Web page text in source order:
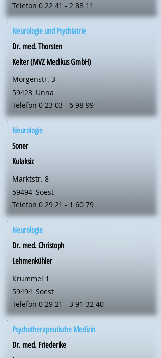
Telefon 0 22 41 - 2 88 11
Neurologie und Psychiatrie
Dr. med. Thorsten
Kelter (MVZ Medikus GmbH)
Morgenstr. 3
59423 Unna
Telefon 0 23 03 - 6 98 99
Neurologie
Soner
Kulaksiz
Marktstr. 8
59494 Soest
Telefon 0 29 21 - 1 60 79
Neurologie
Dr. med. Christoph
Lehmenkühler
Krummel 1
59494 Soest
Telefon 0 29 21 - 3 91 32 40
Psychotherapeutische Medizin
Dr. med. Friederike